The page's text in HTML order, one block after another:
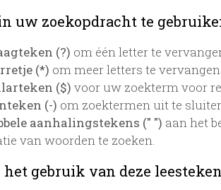
uw zoekopdracht te
(?) om één letter te
(*) om meer letters te vervangen.
($) voor uw zoekterm voor
(-) om zoektermen uit te
aanhalingstekens (" ") aan het
van woorden te zoeken.
het gebruik van deze